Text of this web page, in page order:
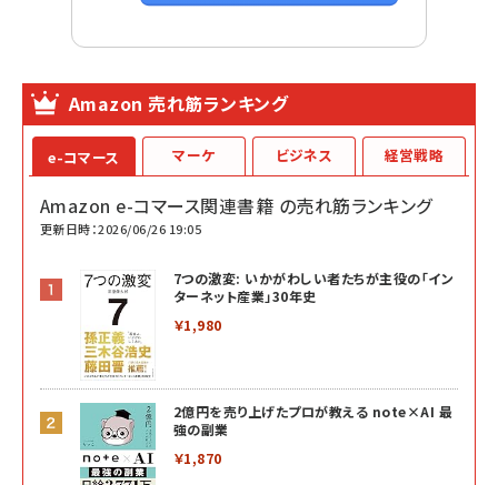
Amazon 売れ筋ランキング
e-コマース
Amazon e-コマース関連書籍 の売れ筋ランキング
更新日時：2026/06/26 19:05
7つの激変: いかがわしい者たちが主役の「イン
ターネット産業」30年史
￥1,980
2億円を売り上げたプロが教える note×AI 最
強の副業
￥1,870
マーケ ビジネス 経営戦略